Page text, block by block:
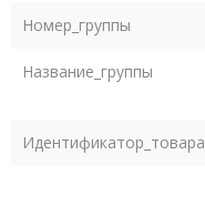
Номер_группы
Название_группы
Идентификатор_товара